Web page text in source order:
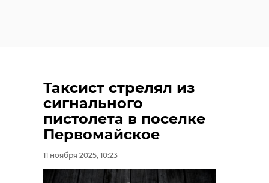
Таксист стрелял из
сигнального
пистолета в поселке
Первомайское
11 ноября 2025, 10:23